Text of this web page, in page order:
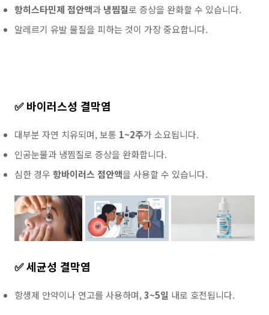
항히스타민제 점안액과 냉찜질로 증상을 완화할 수 있습니다.
알레르기 유발 물질을 피하는 것이 가장 중요합니다.
✅ 바이러스성 결막염
대부분 자연 치유되며, 보통 1~2주가 소요됩니다.
인공눈물과 냉찜질로 증상을 완화합니다.
심한 경우 항바이러스 점안액을 사용할 수 있습니다.
✅ 세균성 결막염
항생제 안약이나 연고를 사용하며, 3~5일 내로 호전됩니다.